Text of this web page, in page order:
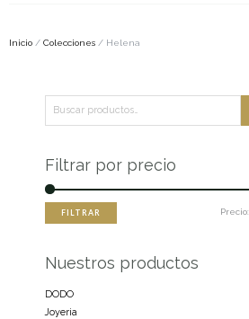
Inicio / Colecciones / Helena
por:
Filtrar por precio
FILTRAR Precio:
Nuestros productos
DODO
Joyeria